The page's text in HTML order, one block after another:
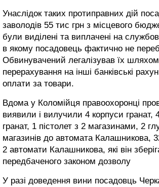
Унаслідок таких протиправних дій
заволодів 55 тис грн з місцевого
були виділені та виплачені на
в якому посадовець фактично не
Обвинувачений легалізував їх шляхом
перерахування на інші банківські
оплати за товари.
Вдома у Коломійця правоохоронці
виявили і вилучили 4 корпуси гранат,
гранат, 1 пістолет з 2 магазинами, 2
магазинів до автомата Калашникова,
2 автомати Калашникова, які він
передбаченого законом дозволу
У разі доведення вини посадовць